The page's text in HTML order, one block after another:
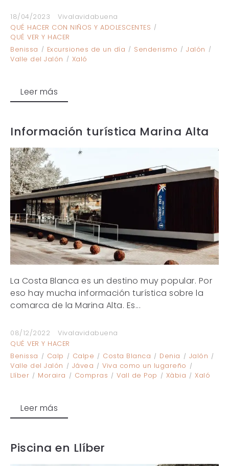
18/04/2023
Vivalavidabuena
QUÉ HACER CON NIÑOS Y ADOLESCENTES
QUÉ VER Y HACER
Benissa
Excursiones de un día Senderismo
Jalón
Valle del Jalón
Xaló
Leer más
Información turística Marina Alta
La Costa Blanca es un destino muy popular. Por
eso hay mucha información turística sobre la
comarca de la Marina Alta. Es...
08/12/2022
Vivalavidabuena
QUÉ VER Y HACER
Benissa
Calp Calpe Costa Blanca Denia
Jalón
Valle del Jalón
Jávea
Viva como un lugareño
Llíber
Moraira Compras Vall de Pop Xàbia Xaló
Leer más
Piscina en Llíber